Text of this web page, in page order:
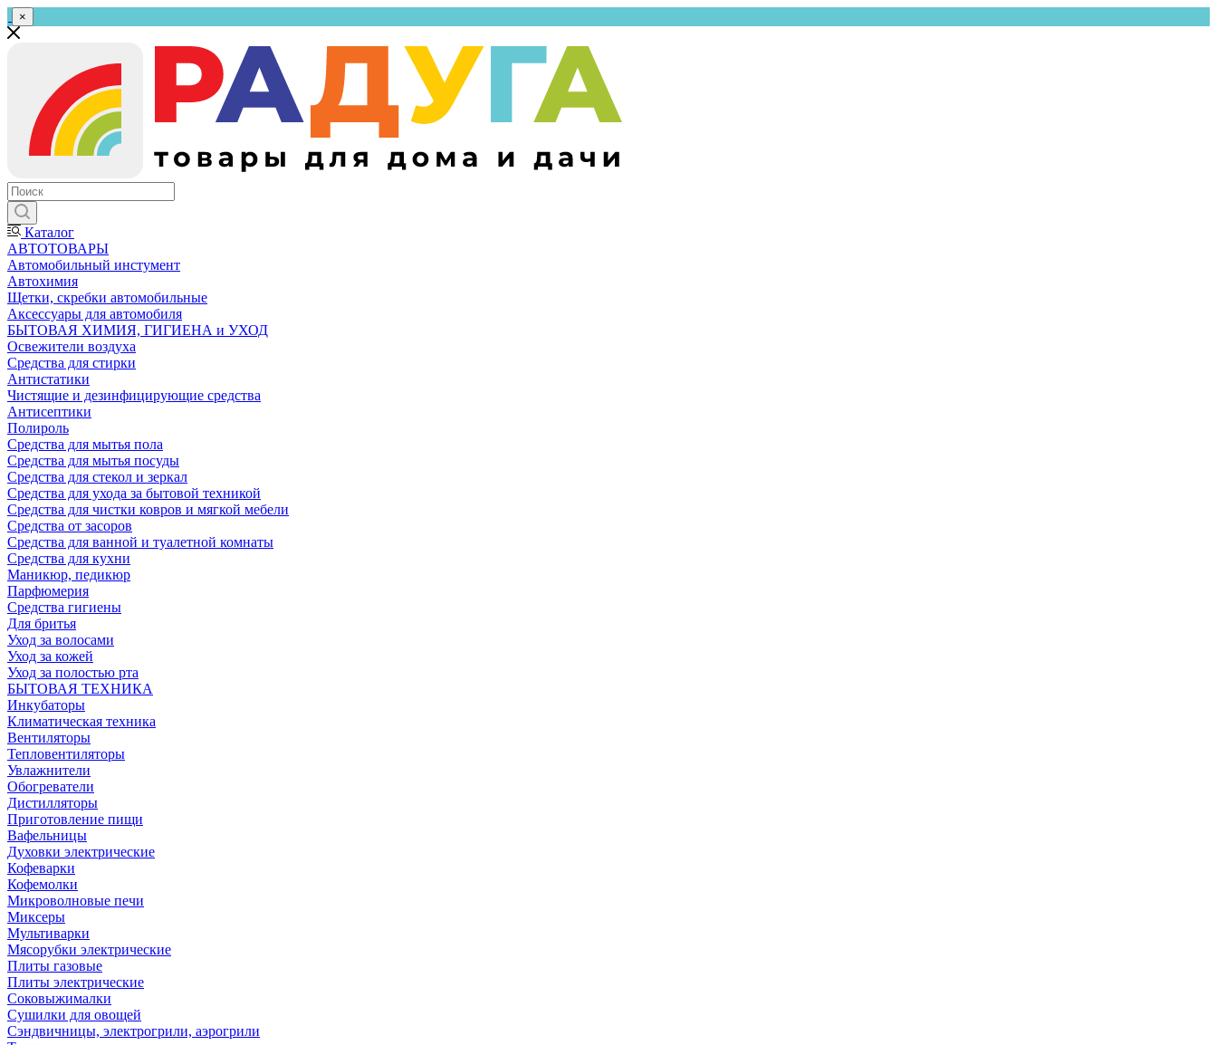
×
Каталог
АВТОТОВАРЫ
Автомобильный инстумент
Автохимия
Щетки, скребки автомобильные
Аксессуары для автомобиля
БЫТОВАЯ ХИМИЯ, ГИГИЕНА и УХОД
Освежители воздуха
Средства для стирки
Антистатики
Чистящие и дезинфицирующие средства
Антисептики
Полироль
Средства для мытья пола
Средства для мытья посуды
Средства для стекол и зеркал
Средства для ухода за бытовой техникой
Средства для чистки ковров и мягкой мебели
Средства от засоров
Средства для ванной и туалетной комнаты
Средства для кухни
Маникюр, педикюр
Парфюмерия
Средства гигиены
Для бритья
Уход за волосами
Уход за кожей
Уход за полостью рта
БЫТОВАЯ ТЕХНИКА
Инкубаторы
Климатическая техника
Вентиляторы
Тепловентиляторы
Увлажнители
Обогреватели
Дистилляторы
Приготовление пищи
Вафельницы
Духовки электрические
Кофеварки
Кофемолки
Микроволновые печи
Миксеры
Мультиварки
Мясорубки электрические
Плиты газовые
Плиты электрические
Соковыжималки
Сушилки для овощей
Сэндвичницы, электрогрили, аэрогрили